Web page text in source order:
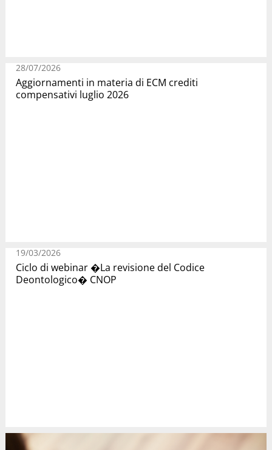
28/07/2026
Aggiornamenti in materia di ECM crediti
compensativi luglio 2026
19/03/2026
Ciclo di webinar �La revisione del Codice
Deontologico� CNOP